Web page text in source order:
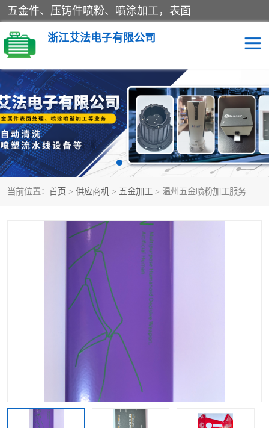
五金件、压铸件喷粉、喷涂加工，表面
浙江艾法电子有限公司
当前位置： 首页 > 供应商机 > 五金加工 > 温州五金喷粉加工服务
五金加工